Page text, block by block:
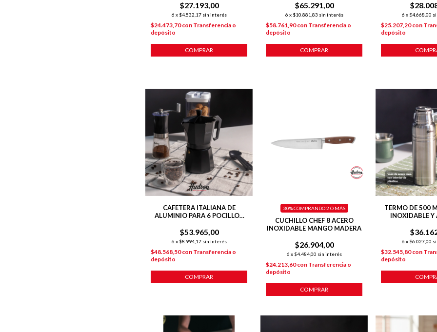
$27.193,00
6 x $4.532,17 sin interés
$24.473,70con Transferencia o
depósito
$65.291,00
6 x $10.881,83 sin interés
$58.761,90con Transferencia o
depósito
COMPRAR
6 x $4.668,00
$25.207,20con
depósito
CAFETERA ITALIANA DE
ALUMINIO PARA 6 POCILLOS
$53.965,00
6 x $8.994,17 sin interés
$48.568,50con Transferencia o
depósito
COMPRAR
CUCHILLO CHEF 8 ACERO
INOXIDABLE MANGO MADERA
$26.904,00
6 x $4.484,00 sin interés
30%COMPRANDO 2 O MÁS
$24.213,60con Transferencia o
depósito
COMPRAR
TERMO DE 500
INOXIDABLE
6 x $6.027,00
$32.545,80con
depósito